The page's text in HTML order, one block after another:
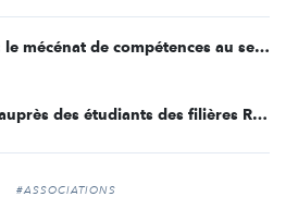
Click & Collect solidaire : le mécénat de compétences au service des associations qui gèrent l'urgence
KOEO lance KOEO Start auprès des étudiants des filières RH au travers d'un module pédagogique dédié au mécénat de compétences
#ASSOCIATIONS